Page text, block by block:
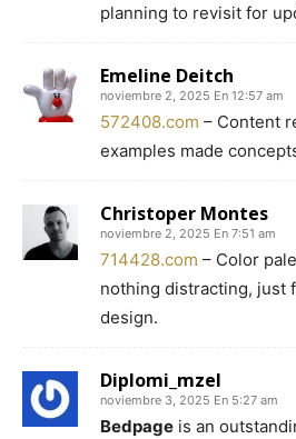
planning to revisit for
Emeline Deitch
noviembre 2, 2025 En 12:57 am
572408.com – Content
examples made
Christoper Montes
noviembre 2, 2025 En 7:51 am
714428.com – Color
nothing distracting, just
design.
Diplomi_mzel
noviembre 3, 2025 En 5:27 am
Bedpage is an